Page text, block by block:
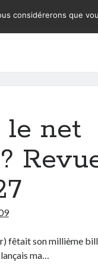
le net
fêtait son millième
ma…
considérerons que